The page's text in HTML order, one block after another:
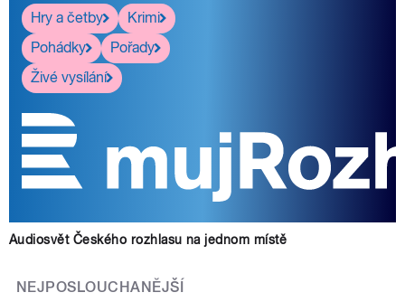
Hry a četby
Krimi
Pohádky
Pořady
Živé vysílání
Audiosvět Českého rozhlasu na jednom místě
NEJPOSLOUCHANĚJŠÍ